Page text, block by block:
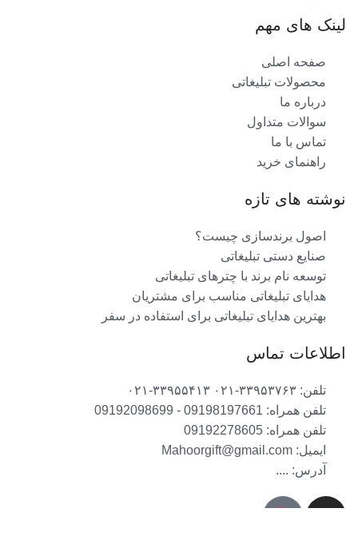
لینک های مهم
صفحه اصلی
محصولات تبلیغاتی
درباره ما
سوالات متداول
تماس با ما
راهنمای خرید
نوشته های تازه
اصول برندسازی چیست؟
صنایع دستی تبلیغاتی
توسعه نام برند با چترهای تبلیغاتی
هدایای تبلیغاتی مناسب برای مشتریان
بهترین هدایای تبلیغاتی برای استفاده در سفر
اطلاعات تماس
تلفن: ۳۳۹۵۳۷۶۳-۰۲۱ ۳۳۹۵۵۴۱۳-۰۲۱
تلفن همراه: 09198197661 - 09192098699
تلفن همراه: 09192278605
ایمیل: Mahoorgift@gmail.com
آدرس: ....